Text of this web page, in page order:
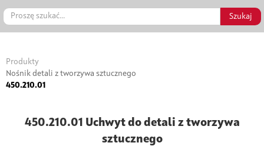
Produkty
Nośnik detali z tworzywa sztucznego
450.210.01
450.210.01 Uchwyt do detali z tworzywa
sztucznego